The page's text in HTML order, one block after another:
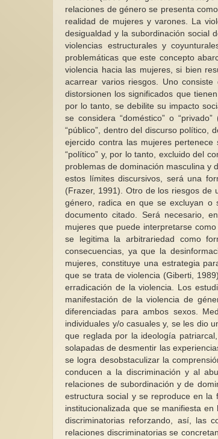
relaciones de género se presenta
realidad de mujeres y varones. La
desigualdad y la subordinación social
violencias estructurales y
problemáticas que este concepto
violencia hacia las mujeres, si bien
acarrear varios riesgos. Uno
distorsionen los significados que
por lo tanto, se debilite su impacto
se considera “doméstico” o
“público”, dentro del discurso político,
ejercido contra las mujeres
“político” y, por lo tanto, excluido del
problemas de dominación masculina y
estos límites discursivos, será una
(Frazer, 1991). Otro de los riesgos de
género, radica en que se excluyan o
documento citado. Será necesario,
mujeres que puede interpretarse
se legitima la arbitrariedad como
consecuencias, ya que la
mujeres, constituye una estrategia
que se trata de violencia (Giberti,
erradicación de la violencia. Los
manifestación de la violencia de
diferenciadas para ambos sexos.
individuales y/o casuales y, se les dio
que reglada por la ideología
solapadas de desmentir las
se logra desobstaculizar la
conducen a la discriminación y al
relaciones de subordinación y de
estructura social y se reproduce en la
institucionalizada que se manifiesta
discriminatorias reforzando, así, las
relaciones discriminatorias se